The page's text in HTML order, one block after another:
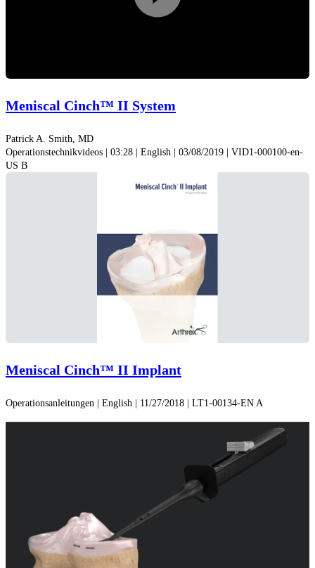
Play
Video
Meniscal Cinch™ II System
Patrick A. Smith, MD
Operationstechnikvideos | 03:28 | English | 03/08/2019 | VID1-000100-en-
US B
Meniscal Cinch™ II Implant
Operationsanleitungen | English | 11/27/2018 | LT1-00134-EN A